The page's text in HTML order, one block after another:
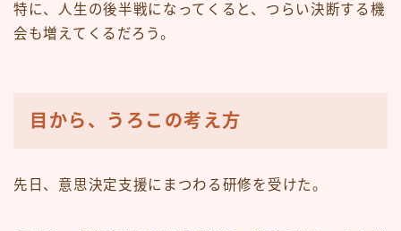
特に、人生の後半戦になってくると、つらい決断する機
会も増えてくるだろう。
目から、うろこの考え方
先日、意思決定支援にまつわる研修を受けた。